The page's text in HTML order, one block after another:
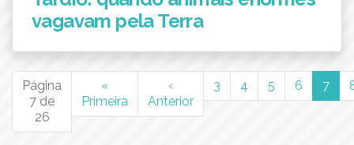
vagavam pela Terra
Página
7 de
26
«
Primeira
‹
Anterior
3 4 5 6 7